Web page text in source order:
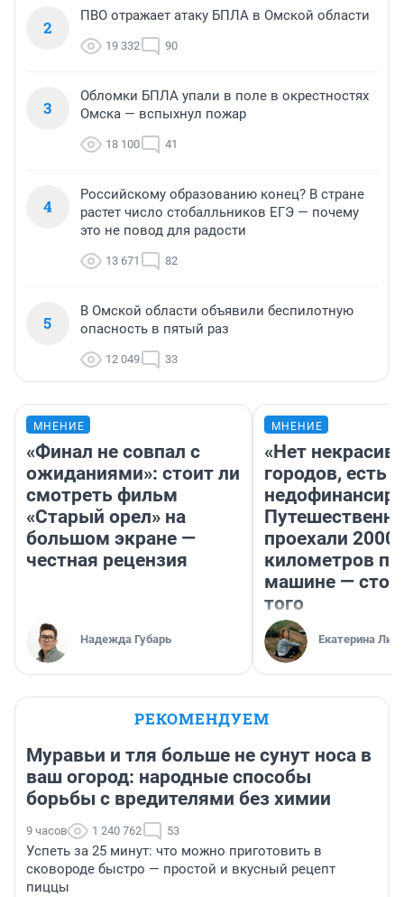
2
ПВО отражает атаку БПЛА в Омской области
19 332 90
3
Обломки БПЛА упали в поле в окрестностях
Омска — вспыхнул пожар
18 100 41
4
Российскому образованию конец? В стране
растет число стобалльников ЕГЭ — почему
это не повод для радости
13 671 82
5
В Омской области объявили беспилотную
опасность в пятый раз
12 049 33
МНЕНИЕ
«Финал не совпал с
ожиданиями»: стоит ли
смотреть фильм
«Старый орел» на
большом экране —
честная рецензия
Надежда Губарь
МНЕНИЕ
«Нет
городов, есть
проехали 2000
километров по
машине —
того
Екатерина
РЕКОМЕНДУЕМ
Муравьи и тля больше не сунут носа в
ваш огород: народные способы
борьбы с вредителями без химии
9 часов 1 240 762 53
Успеть за 25 минут: что можно приготовить в
сковороде быстро — простой и вкусный рецепт
пиццы